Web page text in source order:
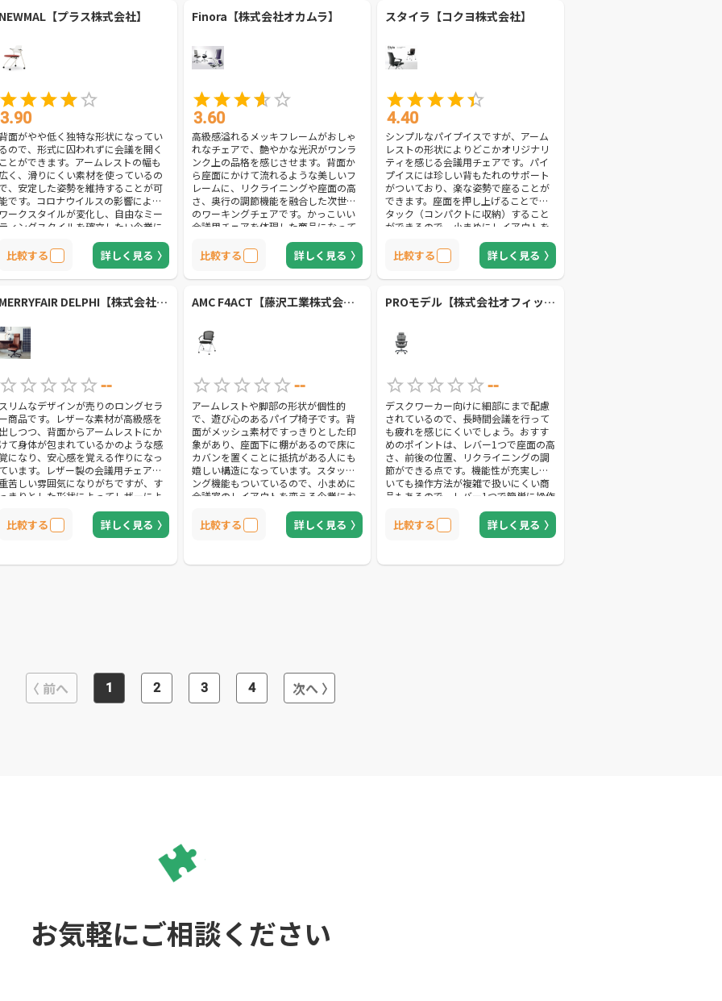
【プラス株式会社】
3.90
面がやや低く独特な形状になってい
ので、形式に囚われずに会議を開く
とができます。アームレストの幅も
く、滑りにくい素材を使っているの
、安定した姿勢を維持することが可
です。コロナウイルスの影響により
ークスタイルが変化し、自由なミー
ィングスタイルを確立したい企業に
比較する 詳しく見る
Finora【株式会社オカムラ】
3.60
高級感溢れるメッキフレームがおしゃ
れなチェアで、艶やかな光沢がワンラ
ンク上の品格を感じさせます。背面か
ら座面にかけて流れるような美しいフ
レームに、リクライニングや座面の高
さ、奥行の調節機能を融合した次世代
のワーキングチェアです。かっこいい
会議用チェアを体現した商品になって
いるので、デザインに惚れた方はぜひ
購入しましょう。
比較する 詳しく見る
スタイラ【コクヨ株式会社】
4.40
シンプルなパイプイスですが、アーム
レストの形状によりどこかオリジナリ
ティを感じる会議用チェアです。パイ
プイスには珍しい背もたれのサポート
がついており、楽な姿勢で座ることが
できます。座面を押し上げることでス
タック（コンパクトに収納）すること
ができるので、小まめにレイアウトを
変更したりチェアを収納したりする企
業に使ってみて欲しいアイテムです。
比較する 詳しく見る
MERRYFAIR DELPHI【株式会社関家具】
--
リムなデザインが売りのロングセラ
商品です。レザーな素材が高級感を
しつつ、背面からアームレストにか
て身体が包まれているかのような感
になり、安心感を覚える作りになっ
います。レザー製の会議用チェアは
苦しい雰囲気になりがちですが、す
きりとした形状によってレザーによ
重厚感を抑制されているので、厳正
雰囲気を避けたい企業に推奨できる
ェアの1つです。
比較する 詳しく見る
AMC F4ACT【藤沢工業株式会社】
--
アームレストや脚部の形状が個性的
で、遊び心のあるパイプ椅子です。背
面がメッシュ素材ですっきりとした印
象があり、座面下に棚があるので床に
カバンを置くことに抵抗がある人にも
嬉しい構造になっています。スタッキ
ング機能もついているので、小まめに
会議室のレイアウトを変える企業にお
すすめしたいチェアです。
比較する 詳しく見る
PROモデル【株式会社オフィックス】
--
デスクワーカー向けに細部にまで配慮
されているので、長時間会議を行って
も疲れを感じにくいでしょう。おすす
めのポイントは、レバー1つで座面の高
さ、前後の位置、リクライニングの調
節ができる点です。機能性が充実して
いても操作方法が複雑で扱いにくい商
品もあるので、レバー1つで簡単に操作
できる機能は十分に推奨できます。機
能性の充実度に対して価格も低いの
で、機能性にこだわりつつもコスパを
比較する 詳しく見る
前へ 1 2 3 4 次へ
お気軽にご相談ください